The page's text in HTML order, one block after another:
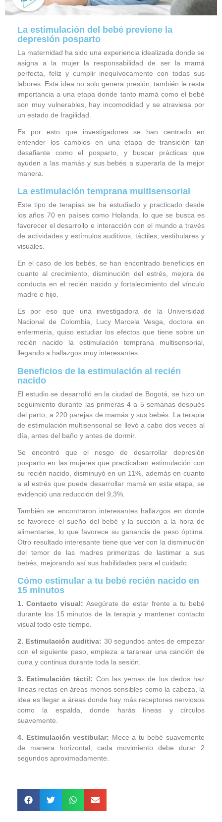
La estimulación del bebé previene la
depresión posparto
La maternidad ha sido una experiencia idealizada donde se
asigna a la mujer la responsabilidad de ser la mamá
perfecta, feliz y cumplir inequívocamente con todas sus
labores. Esta idea no solo genera presión, también le resta
importancia a una etapa donde tanto mamá como el bebé
son muy vulnerables, hay incomodidad y se atraviesa por
un estado de fragilidad.
Es por esto que investigadores se han centrado en
entender los cambios en una etapa de transición tan
desafiante como el posparto, y buscar prácticas que
ayuden a las mamás y sus bebés a superarla de la mejor
manera.
La estimulación temprana multisensorial
Este tipo de terapias se ha estudiado y practicado desde
los años 70 en países como Holanda. lo que se busca es
favorecer el desarrollo e interacción con el mundo a través
de actividades y estímulos auditivos, táctiles, vestibulares y
visuales.
En el caso de los bebés, se han encontrado beneficios en
cuanto al crecimiento, disminución del estrés, mejora de
conducta en el recién nacido y fortalecimiento del vínculo
madre e hijo.
Es por eso que una investigadora de la Universidad
Nacional de Colombia, Lucy Marcela Vesga, doctora en
enfermería, quiso estudiar los efectos que tiene sobre un
recién nacido la estimulación temprana multisensorial,
llegando a hallazgos muy interesantes.
Beneficios de la estimulación al recién
nacido
El estudio se desarrolló en la ciudad de Bogotá, se hizo un
seguimiento durante las primeras 4 a 5 semanas después
del parto, a 220 parejas de mamás y sus bebés. La terapia
de estimulación multisensorial se llevó a cabo dos veces al
día, antes del baño y antes de dormir.
Se encontró que el riesgo de desarrollar depresión
posparto en las mujeres que practicaban estimulación con
su recién nacido, disminuyó en un 11%, además en cuanto
a al estrés que puede desarrollar mamá en esta etapa, se
evidenció una reducción del 9,3%.
También se encontraron interesantes hallazgos en donde
se favorece el sueño del bebé y la succión a la hora de
alimentarse, lo que favorece su ganancia de peso óptima.
Otro resultado interesante tiene que ver con la disminución
del temor de las madres primerizas de lastimar a sus
bebés, mejorando así sus habilidades para el cuidado.
Cómo estimular a tu bebé recién nacido en
15 minutos
1. Contacto visual:Asegúrate de estar frente a tu bebé
durante los 15 minutos de la terapia y mantener contacto
visual todo este tiempo.
2. Estimulación auditiva: 30 segundos antes de empezar
con el siguiente paso, empieza a tararear una canción de
cuna y continua durante toda la sesión.
3. Estimulación táctil: Con las yemas de los dedos haz
líneas rectas en áreas menos sensibles como la cabeza, la
idea es llegar a áreas donde hay más receptores nerviosos
como la espalda, donde harás líneas y círculos
suavemente.
4. Estimulación vestibular: Mece a tu bebé suavemente
de manera horizontal, cada movimiento debe durar 2
segundos aproximadamente.